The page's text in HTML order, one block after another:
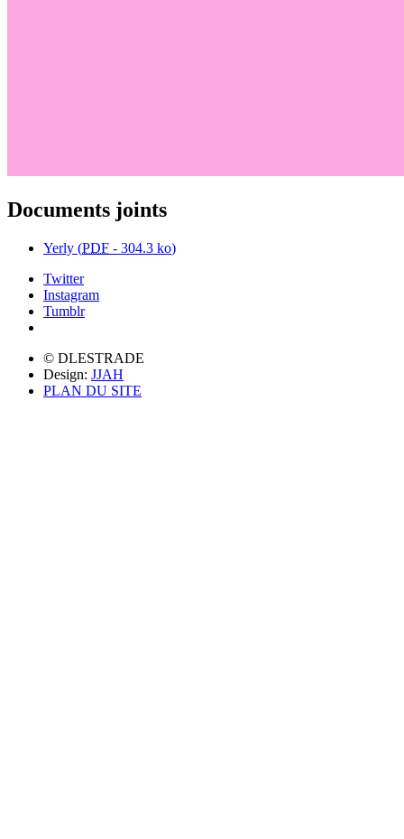
Documents joints
Yerly (PDF - 304.3 ko)
Twitter
Instagram
Tumblr
© DLESTRADE
Design: JJAH
PLAN DU SITE